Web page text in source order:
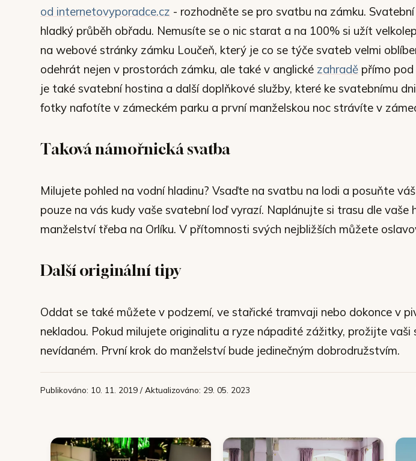
od internetovyporadce.cz - rozhodněte se pro svatbu na zámku.
hladký průběh obřadu. Nemusíte se o nic starat a na 100% si užít
na webové stránky zámku Loučeň, který je co se týče svateb velmi
odehrát nejen v prostorách zámku, ale také v anglické zahradě přímo
je také svatební hostina a další doplňkové služby, které ke svatebnímu
fotky nafotíte v zámeckém parku a první manželskou noc strávíte v
Taková námořnická svatba
Milujete pohled na vodní hladinu? Vsaďte na svatbu na lodi a posuňte
pouze na vás kudy vaše svatební loď vyrazí. Naplánujte si trasu dle vaše
manželství třeba na Orlíku. V přítomnosti svých nejbližších můžete
Další originální tipy
Oddat se také můžete v podzemí, ve stařické tramvaji nebo dokonce v
nekladou. Pokud milujete originalitu a ryze nápadité zážitky, prožijte
nevídaném. První krok do manželství bude jedinečným dobrodružstvím.
Publikováno: 10. 11. 2019 / Aktualizováno: 29. 05. 2023